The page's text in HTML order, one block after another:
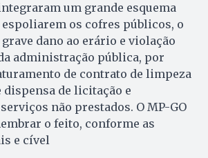
um grande esquema
os cofres públicos, o
dano ao erário e violação
administração pública, por
de contrato de limpeza
dispensa de licitação e
não prestados. O MP-GO
o feito, conforme as
e cível